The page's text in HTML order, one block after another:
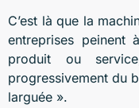
C’est là que la
entreprises peinent
produit ou
progressivement du
larguée ».